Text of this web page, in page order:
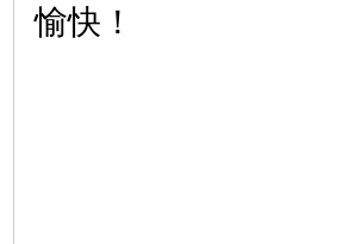
愉快！